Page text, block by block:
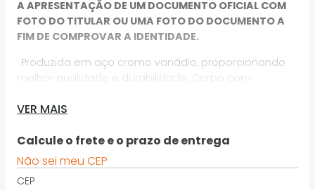
A APRESENTAÇÃO DE UM DOCUMENTO OFICIAL COM
FOTO DO TITULAR OU UMA FOTO DO DOCUMENTO A
FIM DE COMPROVAR A IDENTIDADE.
· Produzida em aço cromo vanádio, proporcionando
melhor qualidade e durabilidade. Corpo com
contra oxidação/corrosão. Combina na mesma
aplicações em locais de difícil acesso
· Indicada para apertar e soltar porcas e parafusos
sextavados. Nunca utilizar prolongadores sobre as
VER MAIS
Calcule o frete e o prazo de entrega
Não sei meu CEP
CEP